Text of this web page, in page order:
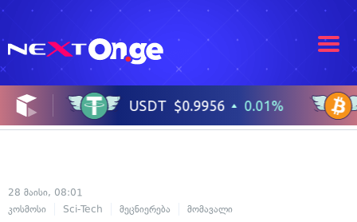
28 მაისი, 08:01
კოსმოსი
Sci-Tech მეცნიერება მომავალი